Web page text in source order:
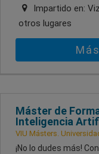
Impartido en:
otros lugares
Máster de
Inteligencia
VIU Másters.
¡No lo dudes más!